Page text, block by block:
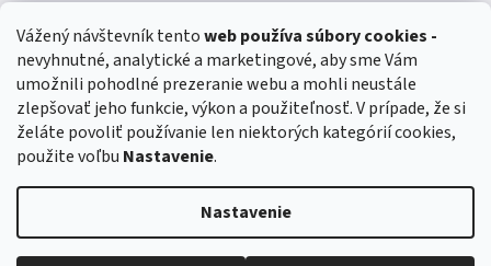
Vážený návštevník tentoweb používasúbory cookies -
nevyhnutné, analytické a marketingové, aby sme Vám
umožnili pohodlné prezeranie webu a mohli neustále
zlepšovať jeho funkcie, výkon a použiteľnosť. V prípade, že si
želáte povoliť používanie len niektorých kategórií cookies,
použite voľbu Nastavenie.
Nastavenie
+421 903 144 673
Copyright 2026ZuziHračky.sk. Všetky práva vyhradené.Upraviť